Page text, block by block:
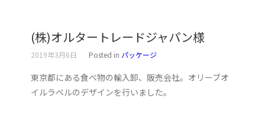
(株)オルタートレードジャパン様
2019年3月6日 Posted in パッケージ
東京都にある食べ物の輸入卸、販売会社。オリーブオ
イルラベルのデザインを行いました。